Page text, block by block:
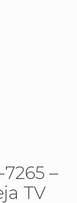
–
TV